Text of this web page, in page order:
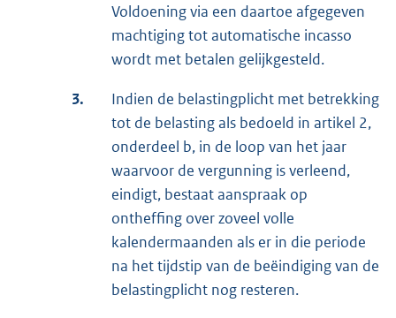
Voldoening via een daartoe afgegeven
machtiging tot automatische incasso
wordt met betalen gelijkgesteld.
3.
Indien de belastingplicht met betrekking
tot de belasting als bedoeld in artikel 2,
onderdeel b, in de loop van het jaar
waarvoor de vergunning is verleend,
eindigt, bestaat aanspraak op
ontheffing over zoveel volle
kalendermaanden als er in die periode
na het tijdstip van de beëindiging van de
belastingplicht nog resteren.